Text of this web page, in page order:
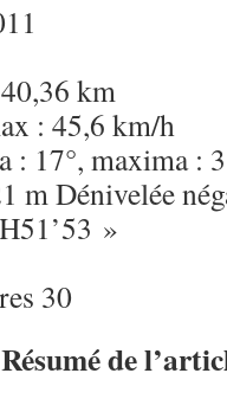
km
: 45,6 km/h
: 17°, maxima :
m Dénivelée
»
30
Résumé de